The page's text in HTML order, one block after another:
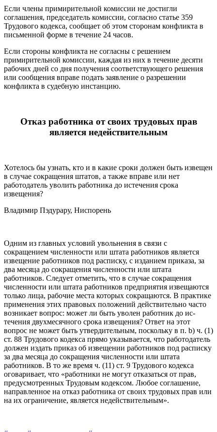
Если члены примирительной комиссии не достигли
соглашения, председатель комиссии, согласно статье 359
Трудового кодекса, со­общает об этом сторонам конфликта в
письменной форме в тече­ние 24 часов.
Если стороны конфликта не согласны с решением
примиритель­ной комиссии, каждая из них в течение десяти
рабочих дней со дня получения соответствующего решения
или сообщения вправе по­дать заявление о разрешении
конфликта в судебную инстанцию.
Отказ работника от своих трудовых прав
является недействительным
Хотелось бы узнать, кто и в какие сроки должен быть из­вещен
в случае сокращения штатов, а также вправе или нет
работодатель уволить работника до истечения срока
извещения?
Владимир Пэдурару, Ниспорень
Одним из главных условий увольнения в связи с
сокращением численности или штата работников является
извещение работни­ков под расписку, с изданием приказа, за
два месяца до сокраще­ния численности или штата
работников. Следует отметить, что в случае сокращения
численности или штата работников предпри­ятия извещаются
только лица, рабочие места которых сокращают­ся. В практике
применения этих правовых положений действитель­но часто
возникает вопрос: может ли быть уволен работник до ис­
течения двухмесячного срока извещения? Ответ на этот
вопрос не может быть утвердительным, поскольку в п. b) ч. (1)
ст. 88 Трудового кодекса прямо указывается, что работодатель
должен издать при­каз об извещении работников под расписку
за два месяца до сокра­щения численности или штата
работников. В то же время ч. (11) ст. 9 Трудового кодекса
оговаривает, что «работники не могут отказаться от прав,
предусмотренных Трудовым кодексом. Любое соглашение,
направленное на отказ работника от своих трудовых прав или
на их ограничение, является недействительным».